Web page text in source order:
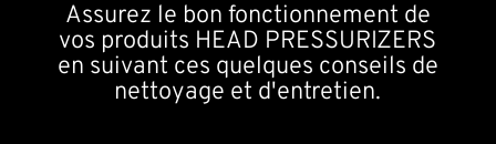
Assurez le bon fonctionnement de
vos produits HEAD PRESSURIZERS
en suivant ces quelques conseils de
nettoyage et d'entretien.